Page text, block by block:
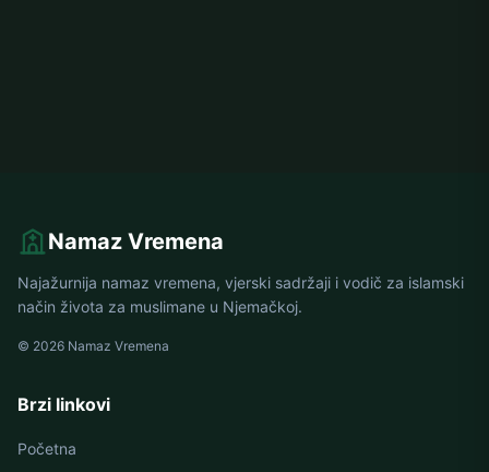
Namaz Vremena
Najažurnija namaz vremena, vjerski sadržaji i vodič za islamski
način života za muslimane u Njemačkoj.
© 2026 Namaz Vremena
Brzi linkovi
Početna